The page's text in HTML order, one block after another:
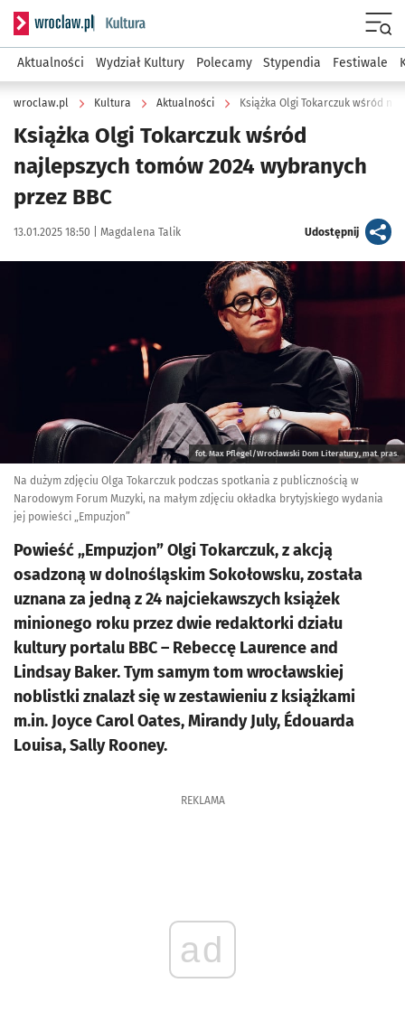
Serwis informacyjny wroclaw.pl podserwis: Kultura
Aktualności Wydział Kultury Polecamy Stypendia Festiwale
wroclaw.pl Kultura Aktualności Książka Olgi Tokarczuk wśród
Książka Olgi Tokarczuk wśród
najlepszych tomów 2024 wybranych
przez BBC
Data publikacji:
13.01.2025 18:50 | Autor:
Magdalena Talik Udostępnijartykuł
fot. Max Pflegel/Wrocławski Dom Literatury, mat. pras.
Na dużym zdjęciu Olga Tokarczuk podczas spotkania z publicznością w
Narodowym Forum Muzyki, na małym zdjęciu okładka brytyjskiego wydania
jej powieści „Empuzjon”
Powieść „Empuzjon” Olgi Tokarczuk, z akcją
osadzoną w dolnośląskim Sokołowsku, została
uznana za jedną z 24 najciekawszych książek
minionego roku przez dwie redaktorki działu
kultury portalu BBC – Rebeccę Laurence and
Lindsay Baker. Tym samym tom wrocławskiej
noblistki znalazł się w zestawieniu z książkami
m.in. Joyce Carol Oates, Mirandy July, Édouarda
Louisa, Sally Rooney.
REKLAMA
ad